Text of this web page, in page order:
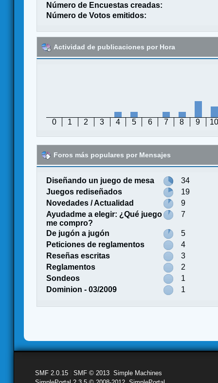
Número de Encuestas creadas:
Número de Votos emitidos:
Actividad de publicaciones por Hora
0 1 2 3 4 5 6 7 8 9 10
Foros más populares por Mensajes
Diseñando un juego de mesa
34
Juegos rediseñados
19
Novedades / Actualidad
9
Ayudadme a elegir: ¿Qué juego
me compro?
7
De jugón a jugón
5
Peticiones de reglamentos
4
Reseñas escritas
3
Reglamentos
2
Sondeos
1
Dominion - 03/2009
1
SMF 2.0.15 SMF © 2013 Simple Machines